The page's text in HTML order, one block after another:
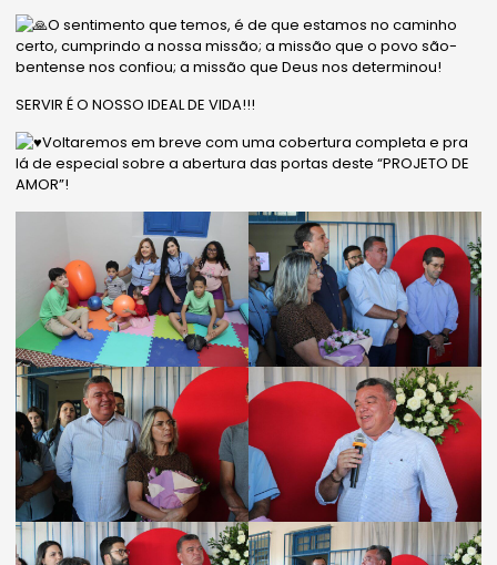
O sentimento que temos, é de que estamos no caminho
certo, cumprindo a nossa missão; amissão que o povo são-
bentense nos confiou; a missão que Deus nos determinou!
SERVIR É O NOSSO IDEAL DE VIDA!!!
Voltaremos em breve com uma cobertura completa e pra
lá de especial sobre a abertura das portas deste “PROJETO DE
AMOR”!